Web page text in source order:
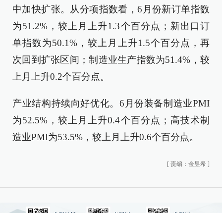
中加快扩张。从分项指数看，6月份新订单指数
为51.2%，较上月上升1.3个百分点；新出口订
单指数为50.1%，较上月上升1.5个百分点，再
次回到扩张区间；制造业生产指数为51.4%，较
上月上升0.2个百分点。
产业结构持续向好优化。6月份装备制造业PMI
为52.5%，较上月上升0.4个百分点；高技术制
造业PMI为53.5%，较上月上升0.6个百分点。
[ 责编：金昱希 ]